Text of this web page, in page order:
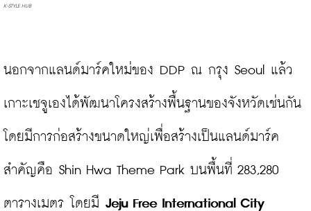
K-STYLE HUB
นอกจากแลนด์มาร์คใหม่ของ DDP ณ กรุง Seoul แล้ว
เกาะเชจูเองได้พัฒนาโครงสร้างพื้นฐานของจังหวัดเช่นกัน
โดยมีการก่อสร้างขนาดใหญ่เพื่อสร้างเป็นแลนด์มาร์ค
สำคัญคือ Shin Hwa Theme Park บนพื้นที่ 283,280
ตารางเมตร โดยมี Jeju Free International City